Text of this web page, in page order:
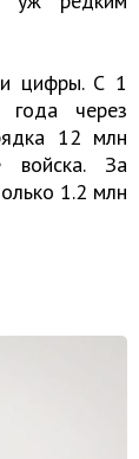
цифры. С 1
через
12 млн
войска. За
1.2 млн